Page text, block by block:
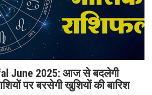
June 2025: आज से बदलेगी
पर बरसेगी खुशियों की बारिश